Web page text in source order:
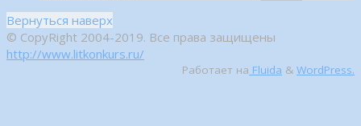
Вернуться наверх
© CopyRight 2004-2019. Все права защищены
http://www.litkonkurs.ru/
Работает на Fluida & WordPress.